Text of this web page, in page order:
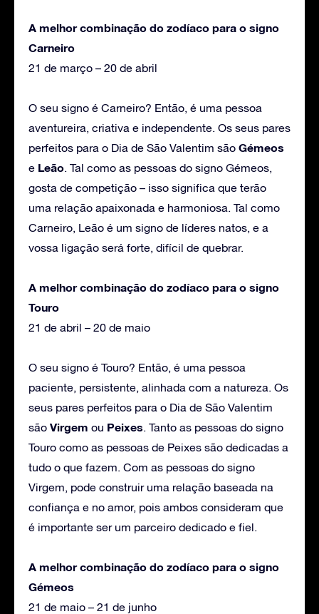
A melhor combinação do zodíaco para o signo
Carneiro
21 de março – 20 de abril
O seu signo é Carneiro? Então, é uma pessoa
aventureira, criativa e independente. Os seus pares
perfeitos para o Dia de São Valentim são Gémeos
e Leão. Tal como as pessoas do signo Gémeos,
gosta de competição – isso significa que terão
uma relação apaixonada e harmoniosa. Tal como
Carneiro, Leão é um signo de líderes natos, e a
vossa ligação será forte, difícil de quebrar.
A melhor combinação do zodíaco para o signo
Touro
21 de abril – 20 de maio
O seu signo é Touro? Então, é uma pessoa
paciente, persistente, alinhada com a natureza. Os
seus pares perfeitos para o Dia de São Valentim
são Virgem ou Peixes. Tanto as pessoas do signo
Touro como as pessoas de Peixes são dedicadas a
tudo o que fazem. Com as pessoas do signo
Virgem, pode construir uma relação baseada na
confiança e no amor, pois ambos consideram que
é importante ser um parceiro dedicado e fiel.
A melhor combinação do zodíaco para o signo
Gémeos
21 de maio – 21 de junho